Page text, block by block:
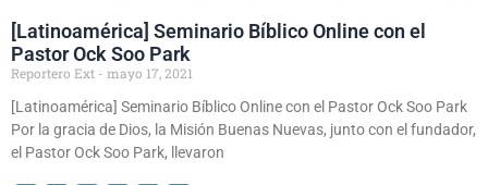
[Latinoamérica] Seminario Bíblico Online con el
Pastor Ock Soo Park
Reportero Ext
mayo 17, 2021
[Latinoamérica] Seminario Bíblico Online con el Pastor Ock Soo Park
Por la gracia de Dios, la Misión Buenas Nuevas, junto con el fundador,
el Pastor Ock Soo Park, llevaron